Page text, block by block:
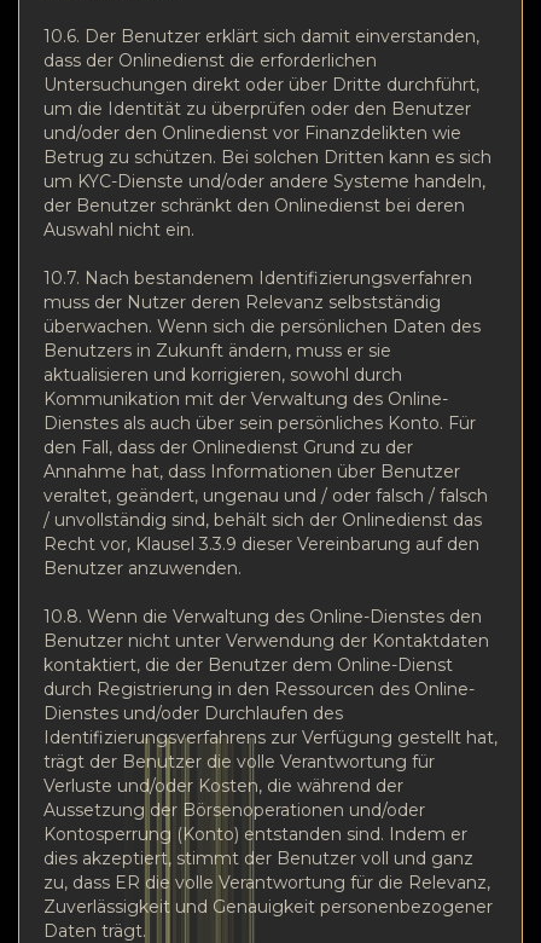
10.6. Der Benutzer erklärt sich damit einverstanden,
dass der Onlinedienst die erforderlichen
Untersuchungen direkt oder über Dritte durchführt,
um die Identität zu überprüfen oder den Benutzer
und/oder den Onlinedienst vor Finanzdelikten wie
Betrug zu schützen. Bei solchen Dritten kann es sich
um KYC-Dienste und/oder andere Systeme handeln,
der Benutzer schränkt den Onlinedienst bei deren
Auswahl nicht ein.
10.7. Nach bestandenem Identifizierungsverfahren
muss der Nutzer deren Relevanz selbstständig
überwachen. Wenn sich die persönlichen Daten des
Benutzers in Zukunft ändern, muss er sie
aktualisieren und korrigieren, sowohl durch
Kommunikation mit der Verwaltung des Online-
Dienstes als auch über sein persönliches Konto. Für
den Fall, dass der Onlinedienst Grund zu der
Annahme hat, dass Informationen über Benutzer
veraltet, geändert, ungenau und / oder falsch / falsch
/ unvollständig sind, behält sich der Onlinedienst das
Recht vor, Klausel 3.3.9 dieser Vereinbarung auf den
Benutzer anzuwenden.
10.8. Wenn die Verwaltung des Online-Dienstes den
Benutzer nicht unter Verwendung der Kontaktdaten
kontaktiert, die der Benutzer dem Online-Dienst
durch Registrierung in den Ressourcen des Online-
Dienstes und/oder Durchlaufen des
Identifizierungsverfahrens zur Verfügung gestellt hat,
trägt der Benutzer die volle Verantwortung für
Verluste und/oder Kosten, die während der
Aussetzung der Börsenoperationen und/oder
Kontosperrung (Konto) entstanden sind. Indem er
dies akzeptiert, stimmt der Benutzer voll und ganz
zu, dass ER die volle Verantwortung für die Relevanz,
Zuverlässigkeit und Genauigkeit personenbezogener
Daten trägt.